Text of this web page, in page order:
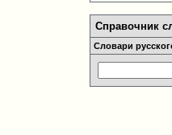
Справочник
Словари